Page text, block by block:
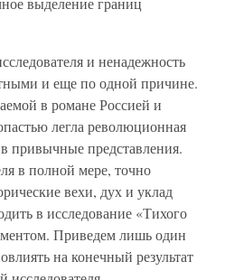
и ненадежность
и еще по одной причине.
в романе Россией и
легла революционная
привычные представления.
в полной мере, точно
вехи, дух и уклад
в исследование «Тихого
Приведем лишь один
на конечный результат